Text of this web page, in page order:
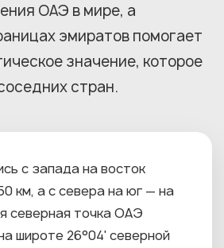
ОАЭ в мире, а
эмиратов помогает
значение, которое
стран.
с запада на восток
км, а с севера на юг — на
северная точка ОАЭ
широте 26°04' северной